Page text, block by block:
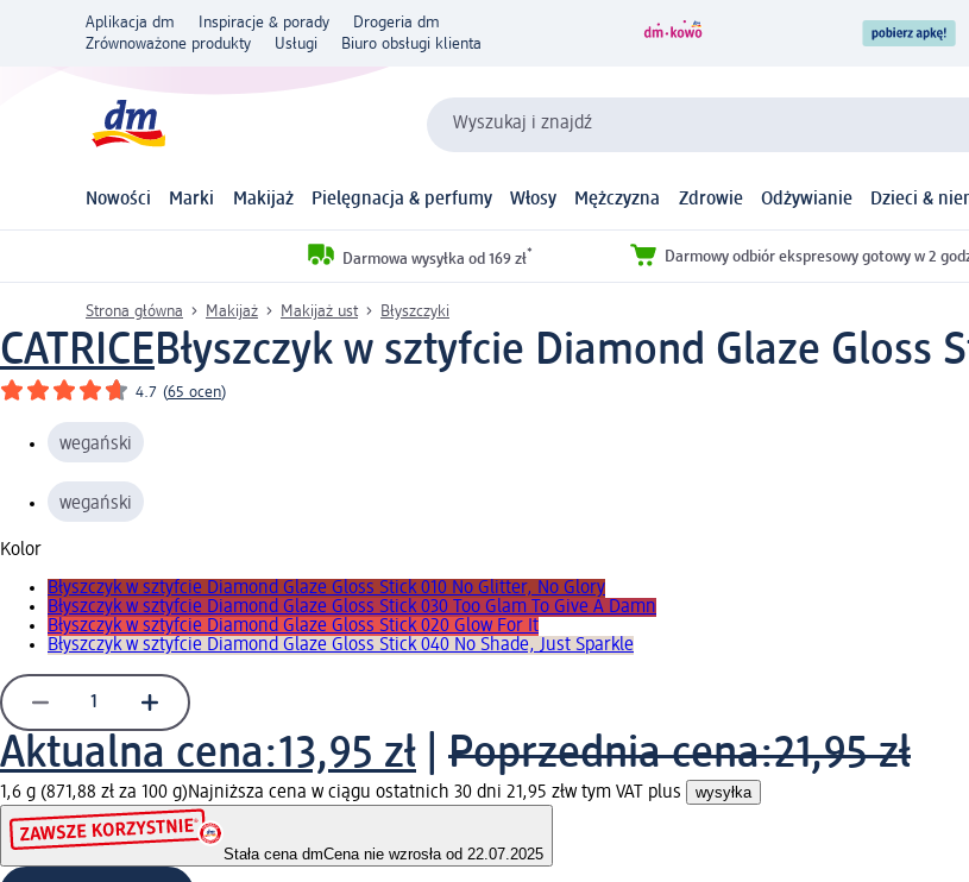
Aplikacja dm Inspiracje & porady
Drogeria dm
Zrównoważone produkty
Usługi Biuro obsługi klienta
Wyszukaj i znajdź
Nowości Marki Makijaż Pielęgnacja & perfumy Włosy Mężczyzna Zdrowie Odżywianie Dzieci &
Darmowa wysyłka od 169 zł* Darmowy odbiór ekspresowy gotowy w 2
Strona główna Makijaż Makijaż ust Błyszczyki
CATRICEBłyszczyk w sztyfcie Diamond Glaze Gloss
4.7 (65 ocen)
wegański
wegański
Kolor
Błyszczyk w sztyfcie Diamond Glaze Gloss Stick 010 No Glitter, No Glory
Błyszczyk w sztyfcie Diamond Glaze Gloss Stick 030 Too Glam To Give A Damn
Błyszczyk w sztyfcie Diamond Glaze Gloss Stick 020 Glow For It
Błyszczyk w sztyfcie Diamond Glaze Gloss Stick 040 No Shade, Just Sparkle
Aktualna cena:13,95 zł Poprzednia cena:21,95 zł
1,6 g (871,88 zł za 100 g)Najniższa cena w ciągu ostatnich 30 dni 21,95 złw tym VAT plus wysyłka
Stała cena dmCena nie wzrosła od 22.07.2025